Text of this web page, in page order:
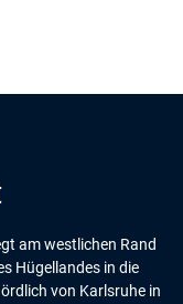
am westlichen Rand
Hügellandes in die
von Karlsruhe in